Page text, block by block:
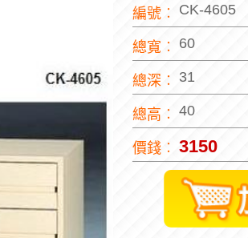
編號︰ CK-4605
總寬︰ 60
總深︰ 31
總高︰ 40
價錢︰ 3150